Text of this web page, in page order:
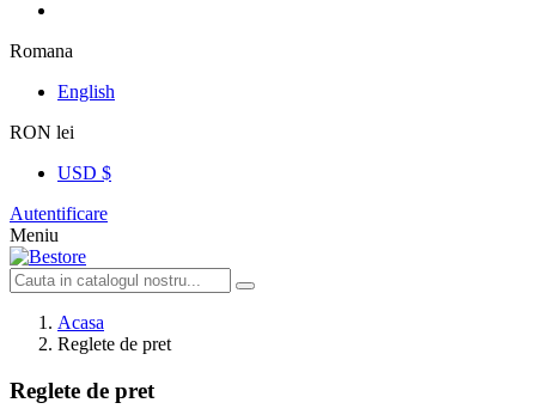
Romana
English
RON lei
USD $
Autentificare
Meniu
Acasa
Reglete de pret
Reglete de pret